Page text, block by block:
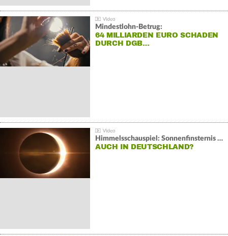
Mindestlohn-Betrug:
64 MILLIARDEN EURO SCHADEN
DURCH DGB…
Himmelsschauspiel: Sonnenfinsternis über Spanien
AUCH IN DEUTSCHLAND?